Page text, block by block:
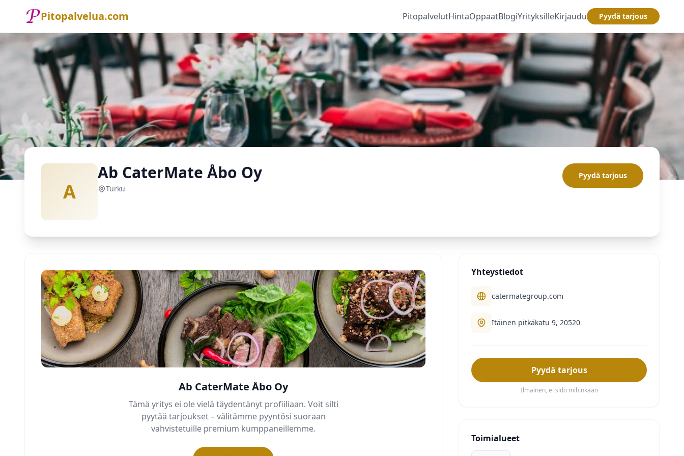
Pitopalvelua.com PitopalvelutHintaOppaatBlogiYrityksilleKirjaudu Pyydä tarjous
A
Ab CaterMate Åbo Oy
Turku
Pyydä tarjous
Ab CaterMate Åbo Oy
Tämä yritys ei ole vielä täydentänyt profiiliaan. Voit silti
pyytää tarjoukset – välitämme pyyntösi suoraan
vahvistetuille premium kumppaneillemme.
Yhteystiedot
catermategroup.com
Itäinen pitkäkatu 9, 20520
Pyydä tarjous
Ilmainen, ei sido mihinkään
Toimialueet